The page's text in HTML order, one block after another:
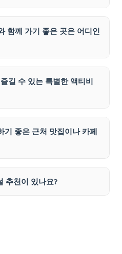
함께 가기 좋은 곳은 어디인
길 수 있는 특별한 액티비
기 좋은 근처 맛집이나 카페
추천이 있나요?